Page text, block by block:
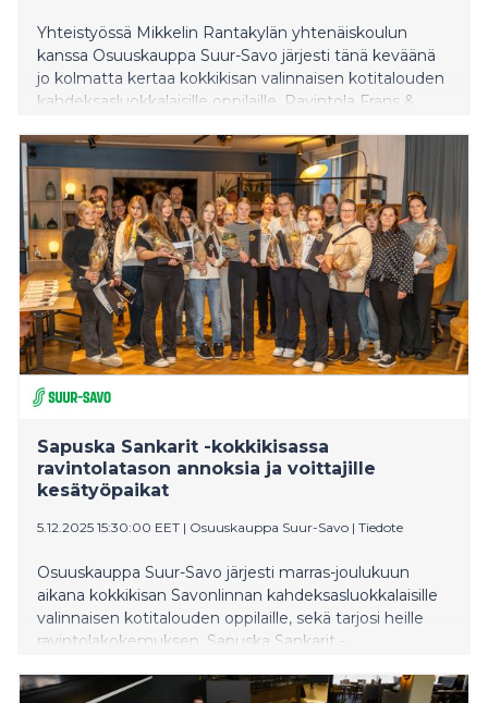
Yhteistyössä Mikkelin Rantakylän yhtenäiskoulun
kanssa Osuuskauppa Suur-Savo järjesti tänä keväänä
jo kolmatta kertaa kokkikisan valinnaisen kotitalouden
kahdeksasluokkalaisille oppilaille. Ravintola Frans &
finaalissa nähtiin huikeita onnistumisia ja luotiin upeita
menuja Suur-Savon 110-vuotisjuhlavuoden kunniaksi.
Kokkikisan voittajat palkittiin kesätyöpaikoin.
​​Sapuska Sankarit -kokkikisassa
ravintolatason annoksia ja voittajille
kesätyöpaikat​
5.12.2025 15:30:00 EET | Osuuskauppa Suur-Savo | Tiedote
Osuuskauppa Suur-Savo järjesti marras-joulukuun
aikana kokkikisan Savonlinnan kahdeksasluokkalaisille
valinnaisen kotitalouden oppilaille, sekä tarjosi heille
ravintolakokemuksen. Sapuska Sankarit -
voittajat ansaitsivat itselleen kesätyöpaikat Suur-